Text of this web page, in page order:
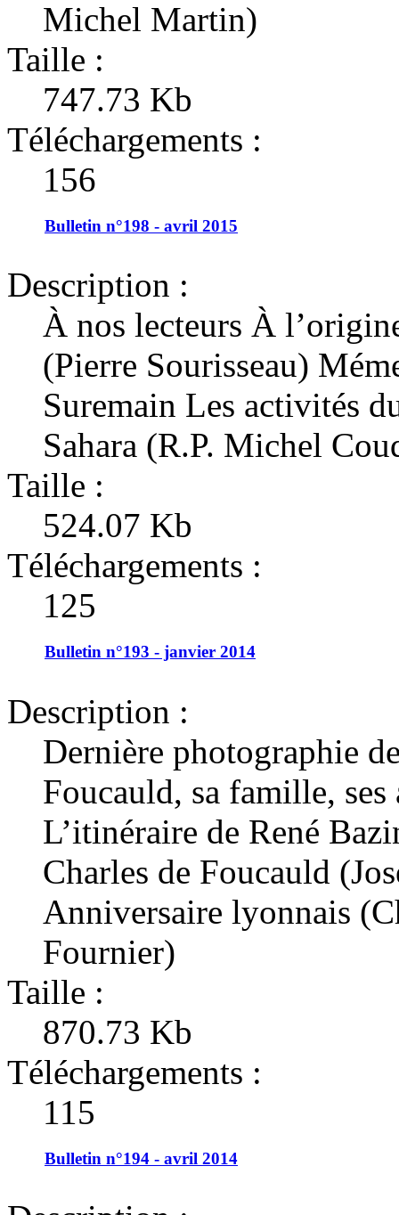
Michel Martin)
Taille :
747.73 Kb
Téléchargements :
156
Bulletin n°198 - avril 2015
Description :
À nos lecteurs À
(Pierre Sourisseau)
Suremain Les activités
Sahara (R.P. Michel
Taille :
524.07 Kb
Téléchargements :
125
Bulletin n°193 - janvier 2014
Description :
Dernière photographie
Foucauld, sa famille,
L’itinéraire de René
Charles de Foucauld
Anniversaire lyonnais
Fournier)
Taille :
870.73 Kb
Téléchargements :
115
Bulletin n°194 - avril 2014